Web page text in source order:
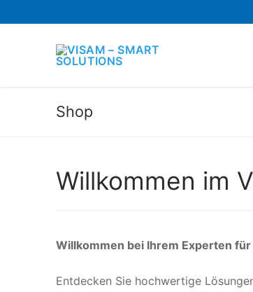
Shop
Willkommen im
Willkommen bei Ihrem Experten
Entdecken Sie hochwertige